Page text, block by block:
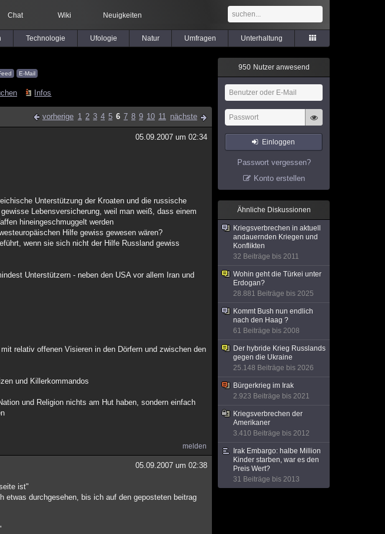
Chat Wiki Neuigkeiten
Technologie Ufologie Natur Umfragen Unterhaltung
E-Mail
Infos
vorherige 1 2 3 4 5 6 7 8 9 10 11 nächste
05.09.2007 um 02:34
Unterstützung der Kroaten und die russische
Lebensversicherung, weil man weiß, dass einem
hineingeschmuggelt werden
Hilfe gewiss gewesen wären?
wenn sie sich nicht der Hilfe Russland gewiss
Unterstützern - neben den USA vor allem Iran und
relativ offenen Visieren in den Dörfern und zwischen den
und Killerkommandos
und Religion nichts am Hut haben, sondern einfach
melden
05.09.2007 um 02:38
ist"
durchgesehen, bis ich auf den geposteten beitrag
950 Nutzer anwesend
Einloggen
Passwort vergessen?
Konto erstellen
Ähnliche Diskussionen
Kriegsverbrechen in aktuell
andauernden Kriegen und
Konflikten
32 Beiträge bis 2011
Wohin geht die Türkei unter
Erdogan?
28.881 Beiträge bis 2025
Kommt Bush nun endlich
nach den Haag ?
61 Beiträge bis 2008
Der hybride Krieg Russlands
gegen die Ukraine
25.148 Beiträge bis 2026
Bürgerkrieg im Irak
2.923 Beiträge bis 2021
Kriegsverbrechen der
Amerikaner
3.410 Beiträge bis 2012
Irak Embargo: halbe Million
Kinder starben, war es den
Preis Wert?
31 Beiträge bis 2013